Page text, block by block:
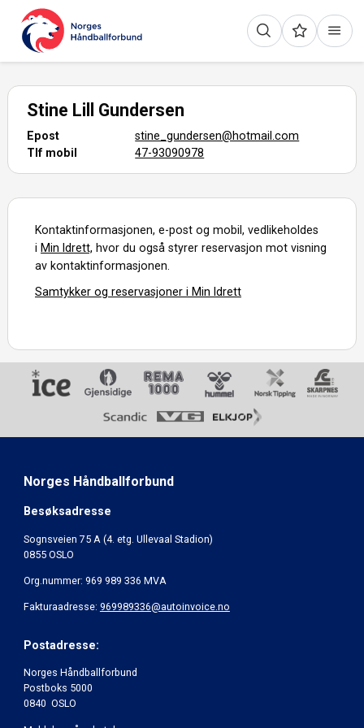
Stine Lill Gundersen
Epost
stine_gundersen@hotmail.com
Tlf mobil
47-93090978
Kontaktinformasjonen, e-post og mobil, vedlikeholdes
i Min Idrett, hvor du også styrer reservasjon mot visning
av kontaktinformasjonen.
Samtykker og reservasjoner i Min Idrett
Norges Håndballforbund
Besøksadresse
Sognsveien 75 A (4. etg. Ullevaal Stadion)
0855 OSLO
Org.nummer: 969 989 336 MVA
Fakturaadresse: 969989336@autoinvoice.no
Postadresse:
Norges Håndballforbund
Postboks 5000
0840 OSLO